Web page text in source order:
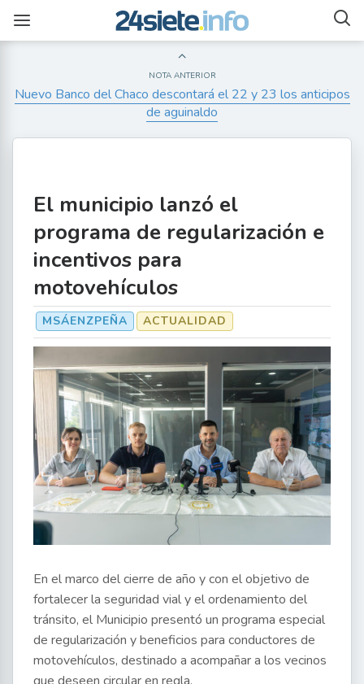
NOTA ANTERIOR
Nuevo Banco del Chaco descontará el 22 y 23 los anticipos
de aguinaldo
El municipio lanzó el
programa de regularización e
incentivos para
motovehículos
MSÁENZPEÑA ACTUALIDAD
En el marco del cierre de año y con el objetivo de
fortalecer la seguridad vial y el ordenamiento del
tránsito, el Municipio presentó un programa especial
de regularización y beneficios para conductores de
motovehículos, destinado a acompañar a los vecinos